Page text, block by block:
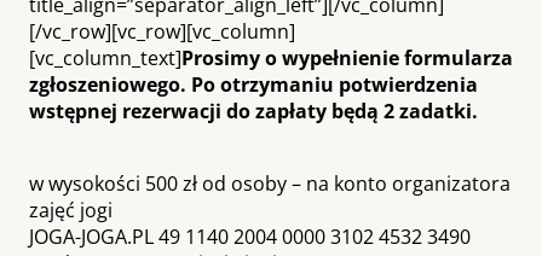
[/vc_row][vc_row][vc_column]
[vc_column_text]Prosimy o wypełnienie formularza
zgłoszeniowego. Po otrzymaniu potwierdzenia
wstępnej rezerwacji do zapłaty będą 2 zadatki.
w wysokości 500 zł od osoby – na konto organizatora
zajęć jogi
JOGA-JOGA.PL 49 1140 2004 0000 3102 4532 3490